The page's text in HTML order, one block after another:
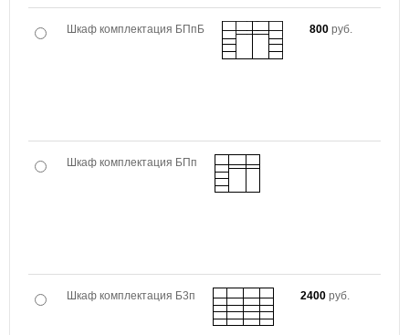
Шкаф комплектация БПпБ 800 руб.
Шкаф комплектация БПп
Шкаф комплектация Б3п 2400 руб.